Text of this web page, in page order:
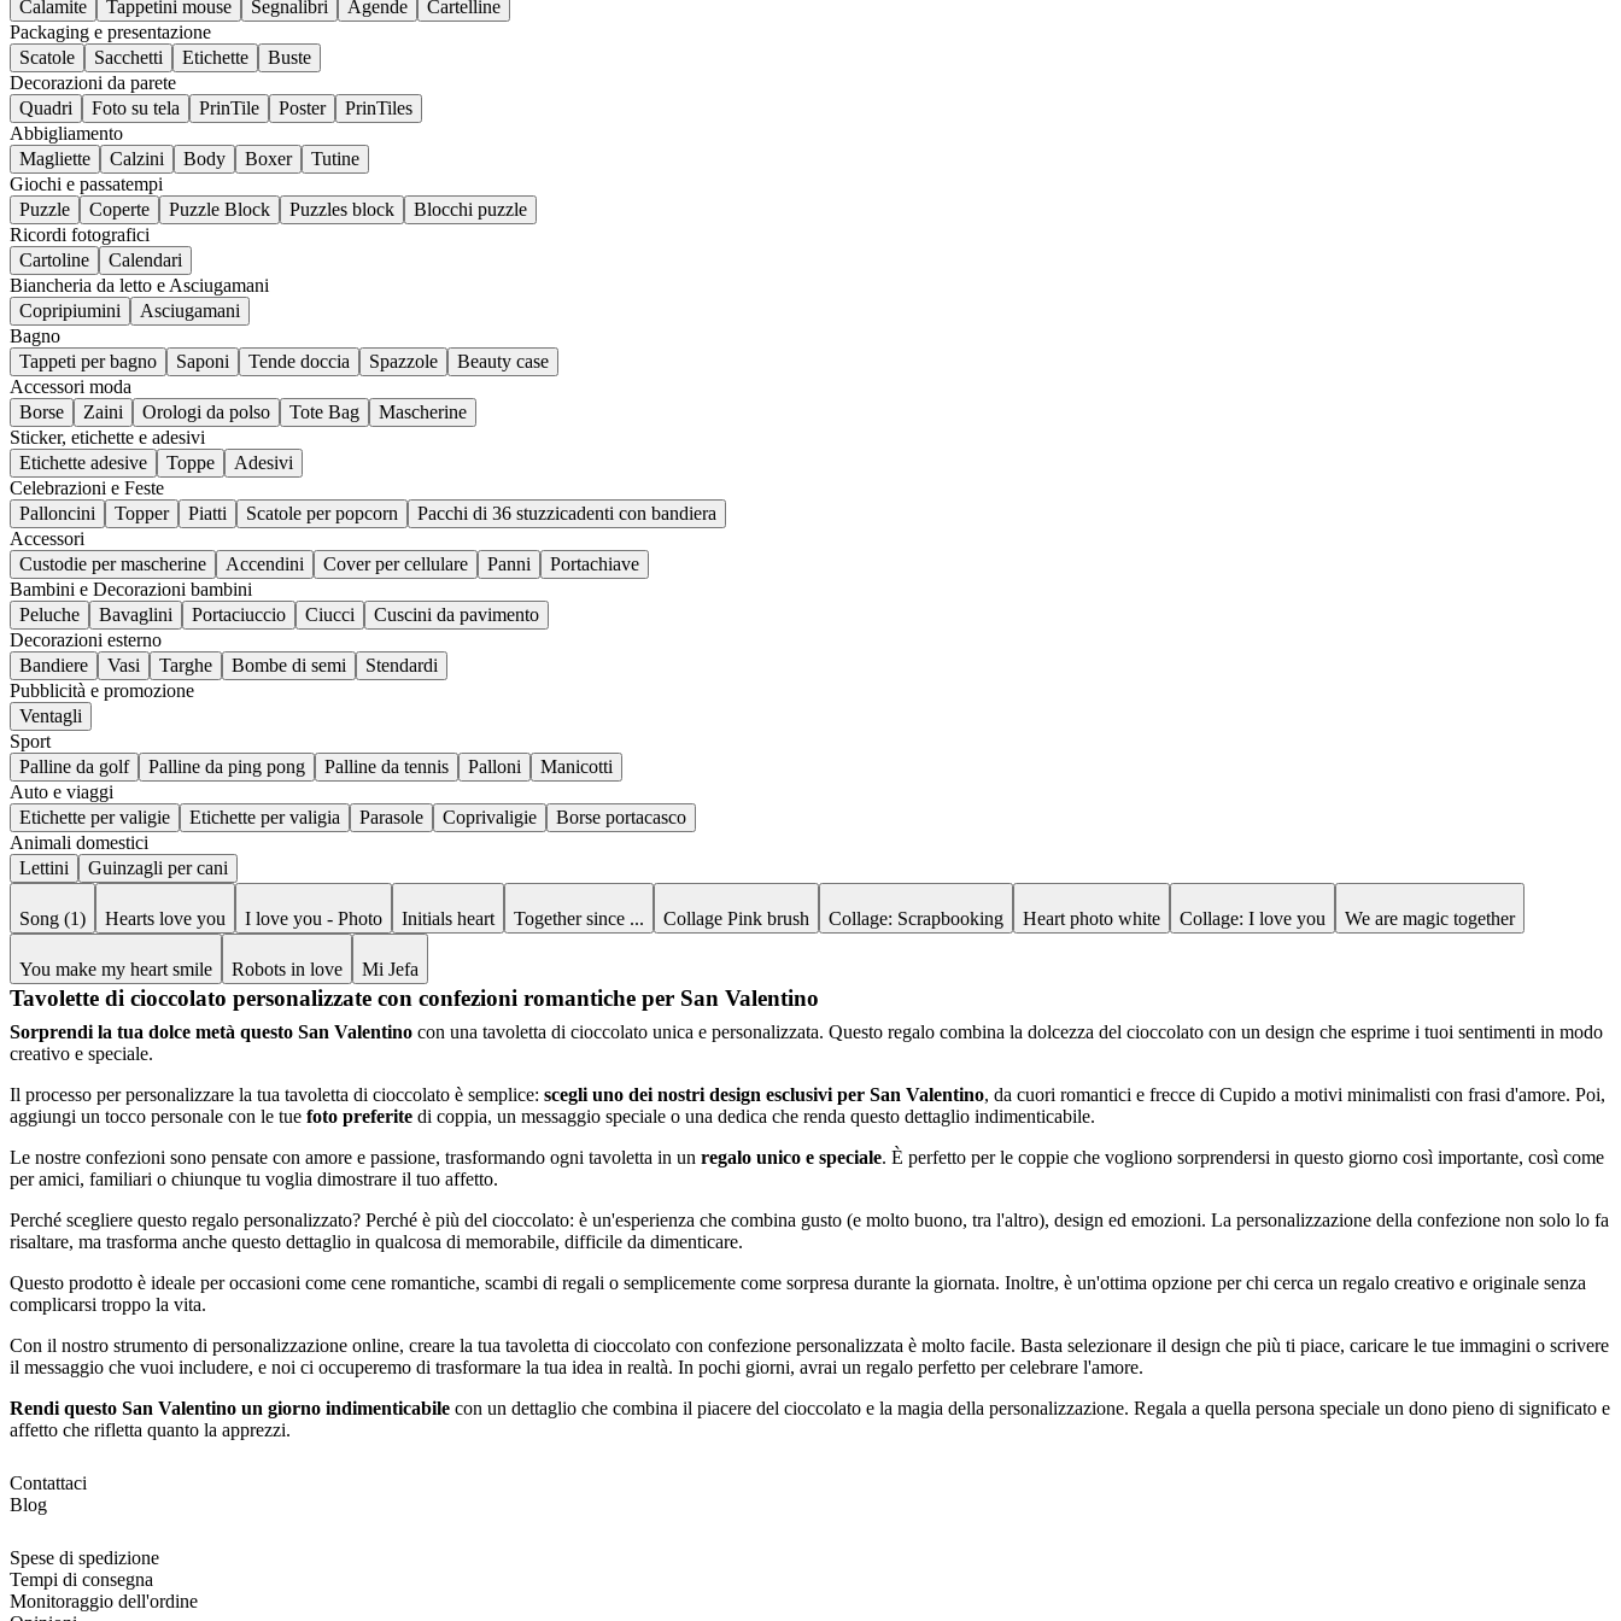
Calamite
Tappetini mouse Segnalibri Agende
Cartelline
Packaging e presentazione
Scatole
Sacchetti Etichette
Buste
Decorazioni da parete
Quadri
Foto su tela PrinTile Poster
PrinTiles
Abbigliamento
Magliette
Calzini Body Boxer
Tutine
Giochi e passatempi
Puzzle
Coperte Puzzle Block Puzzles block
Blocchi puzzle
Ricordi fotografici
Cartoline
Calendari
Biancheria da letto e Asciugamani
Copripiumini
Asciugamani
Bagno
Tappeti per bagno
Saponi Tende doccia Spazzole
Beauty case
Accessori moda
Borse
Zaini Orologi da polso Tote Bag
Mascherine
Sticker, etichette e adesivi
Etichette adesive
Toppe
Adesivi
Celebrazioni e Feste
Palloncini
Topper Piatti Scatole per popcorn
Pacchi di 36 stuzzicadenti con bandiera
Accessori
Custodie per mascherine
Accendini Cover per cellulare Panni
Portachiave
Bambini e Decorazioni bambini
Peluche
Bavaglini Portaciuccio Ciucci
Cuscini da pavimento
Decorazioni esterno
Bandiere
Vasi Targhe Bombe di semi
Stendardi
Pubblicità e promozione
Ventagli
Sport
Palline da golf
Palline da ping pong Palline da tennis Palloni
Manicotti
Auto e viaggi
Etichette per valigie
Etichette per valigia Parasole Coprivaligie
Borse portacasco
Animali domestici
Lettini
Guinzagli per cani
Song (1) Hearts love you I love you - Photo Initials heart Together since ... Collage Pink brush Collage: Scrapbooking Heart photo white Collage: I love you We are magic together
You make my heart smile Robots in love Mi Jefa
Tavolette di cioccolato personalizzate con confezioni romantiche per San Valentino
Sorprendi la tua dolce metà questo San Valentino con una tavoletta di cioccolato unica e personalizzata. Questo regalo combina la dolcezza del cioccolato con un design che esprime i tuoi sentimenti in modo
creativo e speciale.
Il processo per personalizzare la tua tavoletta di cioccolato è semplice: scegli uno dei nostri design esclusivi per San Valentino, da cuori romantici e frecce di Cupido a motivi minimalisti con frasi d'amore. Poi,
aggiungi un tocco personale con le tue foto preferite di coppia, un messaggio speciale o una dedica che renda questo dettaglio indimenticabile.
Le nostre confezioni sono pensate con amore e passione, trasformando ogni tavoletta in un regalo unico e speciale. È perfetto per le coppie che vogliono sorprendersi in questo giorno così importante, così come
per amici, familiari o chiunque tu voglia dimostrare il tuo affetto.
Perché scegliere questo regalo personalizzato? Perché è più del cioccolato: è un'esperienza che combina gusto (e molto buono, tra l'altro), design ed emozioni. La personalizzazione della confezione non solo lo fa
risaltare, ma trasforma anche questo dettaglio in qualcosa di memorabile, difficile da dimenticare.
Questo prodotto è ideale per occasioni come cene romantiche, scambi di regali o semplicemente come sorpresa durante la giornata. Inoltre, è un'ottima opzione per chi cerca un regalo creativo e originale senza
complicarsi troppo la vita.
Con il nostro strumento di personalizzazione online, creare la tua tavoletta di cioccolato con confezione personalizzata è molto facile. Basta selezionare il design che più ti piace, caricare le tue immagini o scrivere
il messaggio che vuoi includere, e noi ci occuperemo di trasformare la tua idea in realtà. In pochi giorni, avrai un regalo perfetto per celebrare l'amore.
Rendi questo San Valentino un giorno indimenticabile con un dettaglio che combina il piacere del cioccolato e la magia della personalizzazione. Regala a quella persona speciale un dono pieno di significato e
affetto che rifletta quanto la apprezzi.
Contattaci
Blog
Spese di spedizione
Tempi di consegna
Monitoraggio dell'ordine